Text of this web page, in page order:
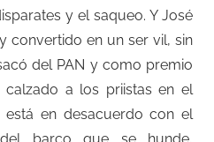
y el saqueo. Y José
convertido en un ser vil, sin
del PAN y como premio
a los priistas en el
está en desacuerdo con el